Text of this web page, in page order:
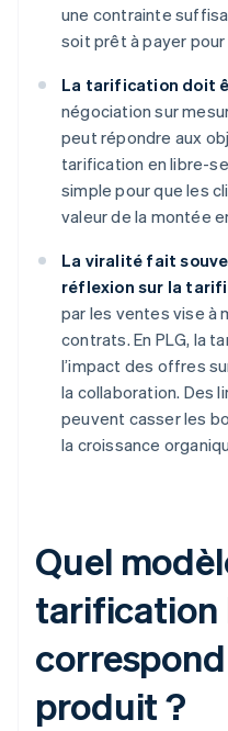
une contrainte
soit prêt à payer pour
La tarification doit
négociation sur
peut répondre aux
tarification en libre-
simple pour que les
valeur de la montée
La viralité fait
réflexion sur la
par les ventes vise à
contrats. En PLG, la
l’impact des offres
la collaboration. Des
peuvent casser les
la croissance
Quel
tarification
produit ?